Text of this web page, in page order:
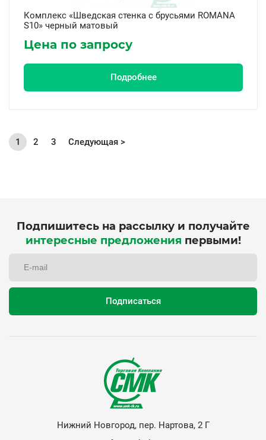
Комплекс «Шведская стенка с брусьями ROMANA
S10» черный матовый
Цена по запросу
Подробнее
Текущая
1 Page
2 Page
3 Следующая >
Подпишитесь на рассылку и получайте
интересные предложения первыми!
Нижний Новгород, пер. Нартова, 2 Г